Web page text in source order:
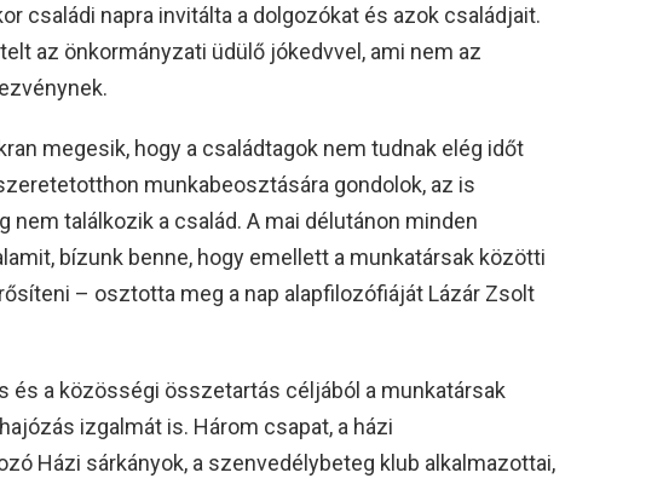
családi napra invitálta a dolgozókat és azok családjait.
az önkormányzati üdülő jókedvvel, ami nem az
megesik, hogy a családtagok nem tudnak elég időt
munkabeosztására gondolok, az is
nem találkozik a család. A mai délutánon minden
bízunk benne, hogy emellett a munkatársak közötti
– osztotta meg a nap alapfilozófiáját Lázár Zsolt
és a közösségi összetartás céljából a munkatársak
izgalmát is. Három csapat, a házi
Házi sárkányok, a szenvedélybeteg klub alkalmazottai,